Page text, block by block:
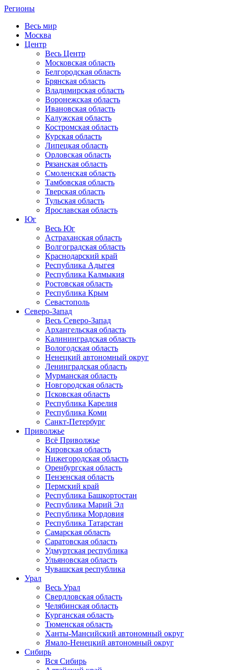
Регионы
Весь мир
Москва
Центр
Весь Центр
Московская область
Белгородская область
Брянская область
Владимирская область
Воронежская область
Ивановская область
Калужская область
Костромская область
Курская область
Липецкая область
Орловская область
Рязанская область
Смоленская область
Тамбовская область
Тверская область
Тульская область
Ярославская область
Юг
Весь Юг
Астраханская область
Волгоградская область
Краснодарский край
Республика Адыгея
Республика Калмыкия
Ростовская область
Республика Крым
Севастополь
Северо-Запад
Весь Северо-Запад
Архангельская область
Калининградская область
Вологодская область
Ненецкий автономный округ
Ленинградская область
Мурманская область
Новгородская область
Псковская область
Республика Карелия
Республика Коми
Санкт-Петербург
Приволжье
Всё Приволжье
Кировская область
Нижегородская область
Оренбургская область
Пензенская область
Пермский край
Республика Башкортостан
Республика Марий Эл
Республика Мордовия
Республика Татарстан
Самарская область
Саратовская область
Удмуртская республика
Ульяновская область
Чувашская республика
Урал
Весь Урал
Свердловская область
Челябинская область
Курганская область
Тюменская область
Ханты-Мансийский автономный округ
Ямало-Ненецкий автономный округ
Сибирь
Вся Сибирь